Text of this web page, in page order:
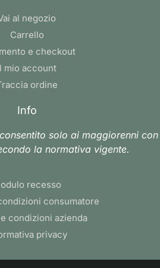
al negozio
Carrello
e checkout
mio account
ordine
Info
solo ai maggiorenni con
la normativa vigente.
recesso
consumatore
condizioni azienda
privacy